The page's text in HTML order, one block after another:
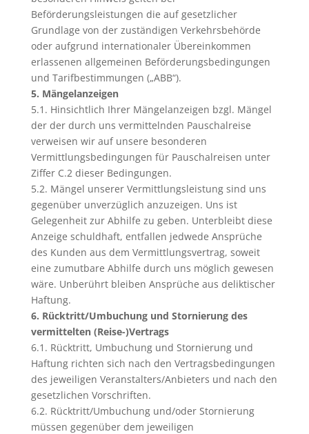
Beförderungsleistungen die auf gesetzlicher
Grundlage von der zuständigen Verkehrsbehörde
oder aufgrund internationaler Übereinkommen
erlassenen allgemeinen Beförderungsbedingungen
und Tarifbestimmungen („ABB“).
5. Mängelanzeigen
5.1. Hinsichtlich Ihrer Mängelanzeigen bzgl. Mängel
der der durch uns vermittelnden Pauschalreise
verweisen wir auf unsere besonderen
Vermittlungsbedingungen für Pauschalreisen unter
Ziffer C.2 dieser Bedingungen.
5.2. Mängel unserer Vermittlungsleistung sind uns
gegenüber unverzüglich anzuzeigen. Uns ist
Gelegenheit zur Abhilfe zu geben. Unterbleibt diese
Anzeige schuldhaft, entfallen jedwede Ansprüche
des Kunden aus dem Vermittlungsvertrag, soweit
eine zumutbare Abhilfe durch uns möglich gewesen
wäre. Unberührt bleiben Ansprüche aus deliktischer
Haftung.
6. Rücktritt/Umbuchung und Stornierung des
vermittelten (Reise-)Vertrags
6.1. Rücktritt, Umbuchung und Stornierung und
Haftung richten sich nach den Vertragsbedingungen
des jeweiligen Veranstalters/Anbieters und nach den
gesetzlichen Vorschriften.
6.2. Rücktritt/Umbuchung und/oder Stornierung
müssen gegenüber dem jeweiligen